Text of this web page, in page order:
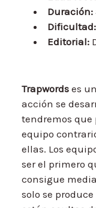
Duración:
Dificultad:
Editorial:
Trapwords es
acción se
tendremos que
equipo
ellas. Los
ser el primero
consigue
solo se